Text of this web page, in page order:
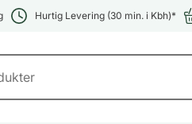
Hurtig Levering (30 min. i Kbh)*